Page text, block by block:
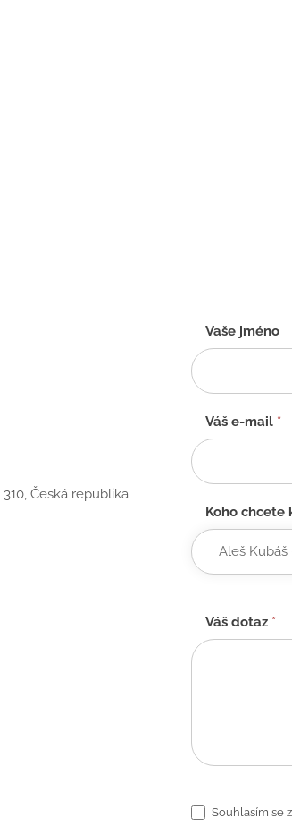
Česká republika
Kontaktní
formulář
-
CZ
Vaše jméno
Váš e-mail *
Koho chcete
Váš dotaz *
Souhlasím se